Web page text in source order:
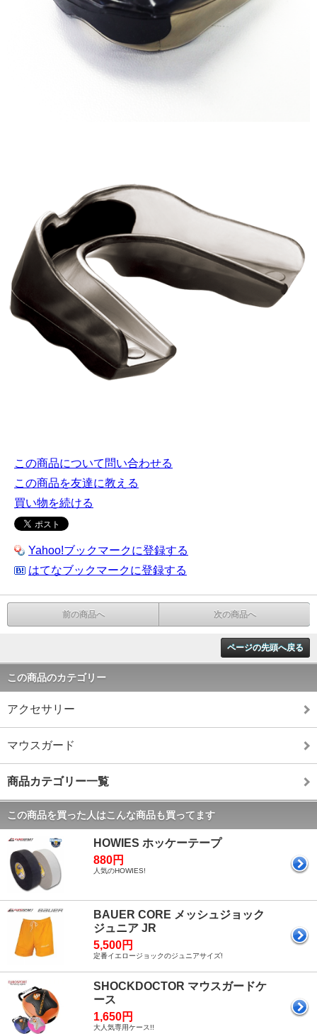
この商品について問い合わせる
この商品を友達に教える
買い物を続ける
Yahoo!ブックマークに登録する
はてなブックマークに登録する
前の商品へ 次の商品へ
ページの先頭へ戻る
この商品のカテゴリー
アクセサリー
マウスガード
商品カテゴリー一覧
この商品を買った人はこんな商品も買ってます
HOWIES ホッケーテープ
880円
人気のHOWIES!
BAUER CORE メッシュジョック
ジュニア JR
5,500円
定番イエロージョックのジュニアサイズ!
SHOCKDOCTOR マウスガードケ
ース
1,650円
大人気専用ケース!!